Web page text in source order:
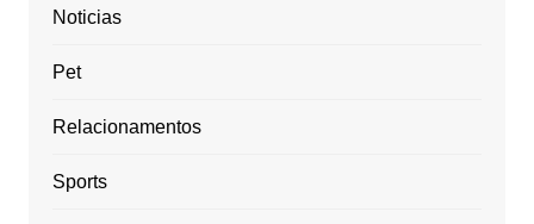
Noticias
Pet
Relacionamentos
Sports